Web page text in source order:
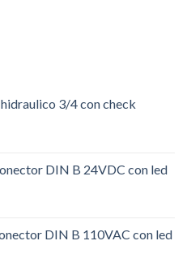
3/4 con check
DIN B 24VDC con led
DIN B 110VAC con led